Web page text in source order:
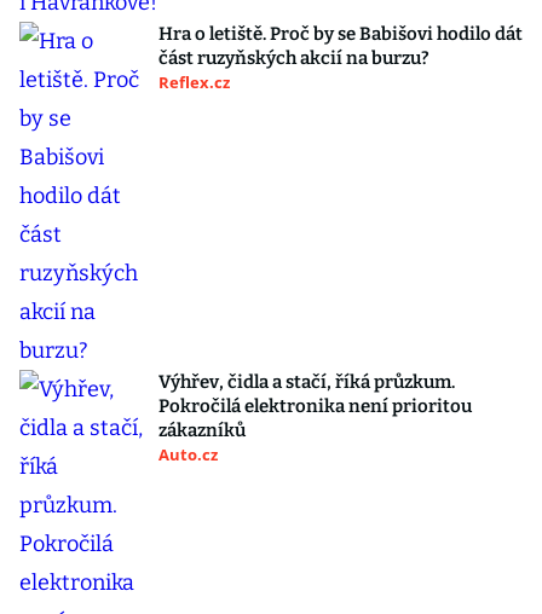
Hra o letiště. Proč by se Babišovi hodilo dát
část ruzyňských akcií na burzu?
Reflex.cz
Výhřev, čidla a stačí, říká průzkum.
Pokročilá elektronika není prioritou
zákazníků
Auto.cz